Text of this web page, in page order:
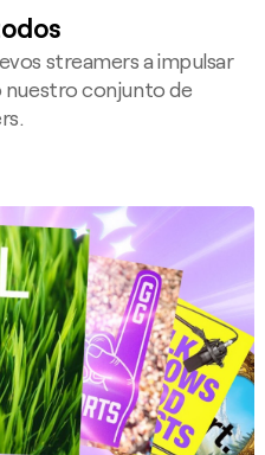
streamers a impulsar
nuestro conjunto de